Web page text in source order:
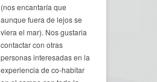
(nos encantaría que
aunque fuera de lejos se
viera el mar). Nos gustaria
contactar con otras
personas interesadas en la
experiencia de co-habitar